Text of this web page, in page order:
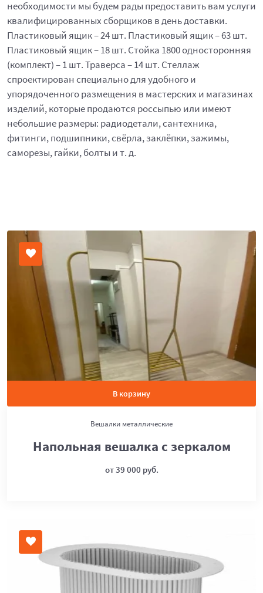
необходимости мы будем рады предоставить вам услуги
квалифицированных сборщиков в день доставки.
Пластиковый ящик – 24 шт. Пластиковый ящик – 63 шт.
Пластиковый ящик – 18 шт. Стойка 1800 односторонняя
(комплект) – 1 шт. Траверса – 14 шт. Стеллаж
спроектирован специально для удобного и
упорядоченного размещения в мастерских и магазинах
изделий, которые продаются россыпью или имеют
небольшие размеры: радиодетали, сантехника,
фитинги, подшипники, свёрла, заклёпки, зажимы,
саморезы, гайки, болты и т. д.
В корзину
Вешалки металлические
Напольная вешалка с зеркалом
от 39 000 руб.